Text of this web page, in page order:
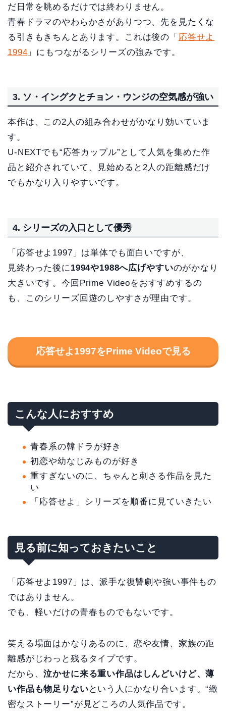
だ日常を眺めるだけでは終わりません。
青春ドラマのやわらかさがありつつ、先を見たくな
る引きもきちんとあります。これは後の「 応答せよ
1994 」にもつながるシリーズの強みです。
3. ソ・イングクとチョン・ウンジの空気感が強い
本作は、この2人の組み合わせがかなり効いていま
す。
U-NEXTでも“応答カップル”として人気を集めた作
品と紹介されていて、見始めると2人の距離感だけ
でもかなり入りやすいです。
4. シリーズの入口として優秀
「応答せよ1997」は単体でも面白いですが、
見終わった後に 1994や1988へ広げやすいのがかなり
大きいです。今回Prime Videoをおすすめするの
も、このシリーズ回遊のしやすさが理由です。
応答せよ1997をPrime Videoで見る
こんな人におすすめ
青春系の韓ドラが好き
初恋や幼なじみものが好き
重すぎないのに、ちゃんと刺さる作品を見た
い
「応答せよ」シリーズを順番に見ていきたい
見る前に知っておきたいこと
「応答せよ1997」は、派手な復讐劇や強い事件もの
ではありません。
でも、軽いだけの青春ものでもないです。
笑える場面はかなりあるのに、恋や友情、家族の距
離感がじわっと残るタイプです。
だから、泣かせに来る重い作品はしんどいけど、薄
い作品も物足りない という人にかなり合います。“緻
密なストーリー”が見どころの人気作品です。